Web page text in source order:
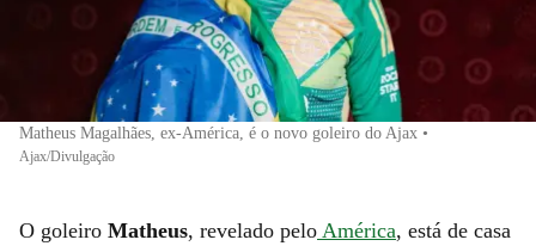
Matheus Magalhães, ex-América, é o novo goleiro do Ajax •
Ajax/Divulgação
O goleiro Matheus, revelado pelo América, está de casa